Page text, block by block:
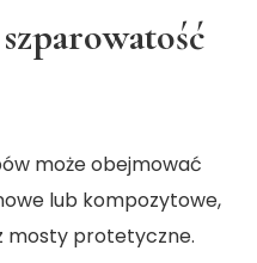
może obejmować
lub kompozytowe,
mosty protetyczne.